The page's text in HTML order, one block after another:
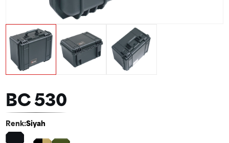
BC-500 PLASTİK TAŞIMA ÇANTASI
BC-510 PLASTİK TAŞIMA ÇANTASI
BC-510 W PLASTİK TAŞIMA ÇANTASI
BC-530 PLASTİK TAŞIMA ÇANTASI
BC-530 W/B PLASTİK TAŞIMA ÇANTASI
BC-1200 W PLASTİK TAŞIMA ÇANTASI
BC 530
Renk:Siyah